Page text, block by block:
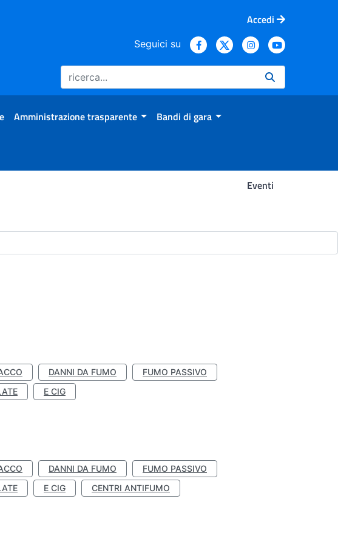
Accedi
Seguici su
Amministrazione trasparente Bandi di gara
Eventi
DANNI DA FUMO
FUMO PASSIVO
E CIG
DANNI DA FUMO
FUMO PASSIVO
E CIG CENTRI ANTIFUMO